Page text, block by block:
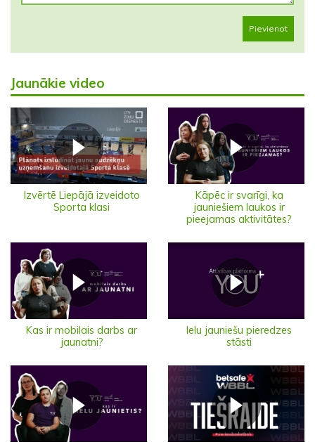
Pievienot
Jaunākie video
Izvērtē Liepājā izveidoto
Sporta klasi
Kāpēc ir svarīgi, ka
jauniešiem laukos ir
pieejamas aktivitātes?
Kas ir mobilais darbs ar
jaunatni?
Ielu jauniešu pieredzes
stāsti